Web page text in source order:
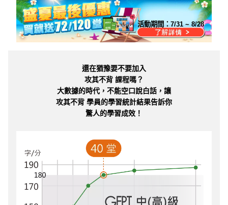
活動期間：7/31 ~ 8/28
還在猶豫要不要加入
攻其不背 課程嗎？
大數據的時代，不能空口說白話，讓
攻其不背 學員的學習統計結果告訴你
驚人的學習成效！